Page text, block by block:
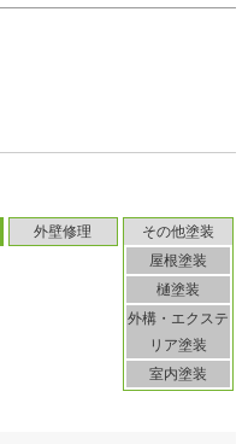
外壁修理
その他塗装
屋根塗装
樋塗装
外構・エクステ
リア塗装
室内塗装